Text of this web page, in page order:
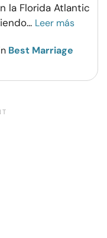
la Florida Atlantic
... Leer más
Best Marriage